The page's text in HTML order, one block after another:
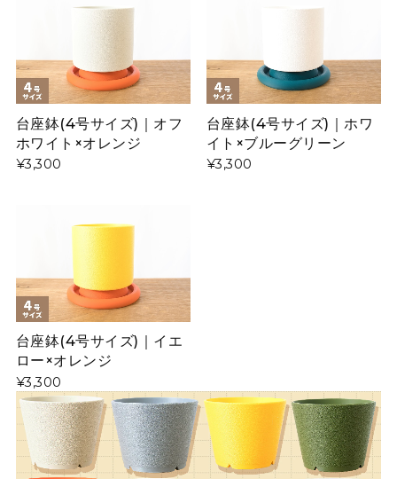
台座鉢(4号サイズ)｜オフ
ホワイト×オレンジ
¥3,300
台座鉢(4号サイズ)｜ホワ
イト×ブルーグリーン
¥3,300
台座鉢(4号サイズ)｜イエ
ロー×オレンジ
¥3,300